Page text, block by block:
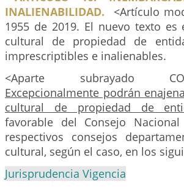
INALIENABILIDAD. <Artículo
1955 de 2019. El nuevo texto
cultural de propiedad de
imprescriptibles e inalienables.
<Aparte subrayado
Excepcionalmente podrán
cultural de propiedad de
favorable del Consejo
respectivos consejos
cultural, según el caso, en los
Jurisprudencia Vigencia